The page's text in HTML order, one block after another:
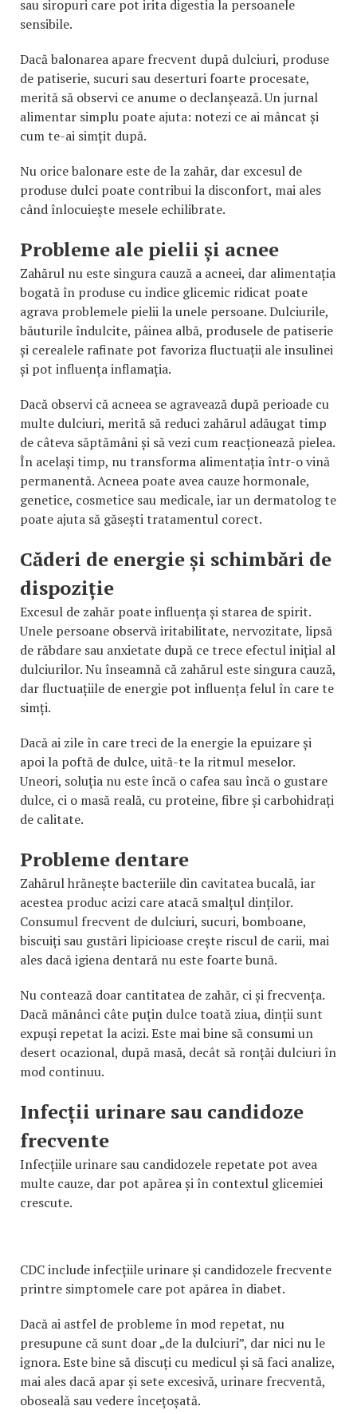
sau siropuri care pot irita digestia la persoanele
sensibile.
Dacă balonarea apare frecvent după dulciuri, produse
de patiserie, sucuri sau deserturi foarte procesate,
merită să observi ce anume o declanșează. Un jurnal
alimentar simplu poate ajuta: notezi ce ai mâncat și
cum te-ai simțit după.
Nu orice balonare este de la zahăr, dar excesul de
produse dulci poate contribui la disconfort, mai ales
când înlocuiește mesele echilibrate.
Probleme ale pielii și acnee
Zahărul nu este singura cauză a acneei, dar alimentația
bogată în produse cu indice glicemic ridicat poate
agrava problemele pielii la unele persoane. Dulciurile,
băuturile îndulcite, pâinea albă, produsele de patiserie
și cerealele rafinate pot favoriza fluctuații ale insulinei
și pot influența inflamația.
Dacă observi că acneea se agravează după perioade cu
multe dulciuri, merită să reduci zahărul adăugat timp
de câteva săptămâni și să vezi cum reacționează pielea.
În același timp, nu transforma alimentația într-o vină
permanentă. Acneea poate avea cauze hormonale,
genetice, cosmetice sau medicale, iar un dermatolog te
poate ajuta să găsești tratamentul corect.
Căderi de energie și schimbări de
dispoziție
Excesul de zahăr poate influența și starea de spirit.
Unele persoane observă iritabilitate, nervozitate, lipsă
de răbdare sau anxietate după ce trece efectul inițial al
dulciurilor. Nu înseamnă că zahărul este singura cauză,
dar fluctuațiile de energie pot influența felul în care te
simți.
Dacă ai zile în care treci de la energie la epuizare și
apoi la poftă de dulce, uită-te la ritmul meselor.
Uneori, soluția nu este încă o cafea sau încă o gustare
dulce, ci o masă reală, cu proteine, fibre și carbohidrați
de calitate.
Probleme dentare
Zahărul hrănește bacteriile din cavitatea bucală, iar
acestea produc acizi care atacă smalțul dinților.
Consumul frecvent de dulciuri, sucuri, bomboane,
biscuiți sau gustări lipicioase crește riscul de carii, mai
ales dacă igiena dentară nu este foarte bună.
Nu contează doar cantitatea de zahăr, ci și frecvența.
Dacă mănânci câte puțin dulce toată ziua, dinții sunt
expuși repetat la acizi. Este mai bine să consumi un
desert ocazional, după masă, decât să ronțăi dulciuri în
mod continuu.
Infecții urinare sau candidoze
frecvente
Infecțiile urinare sau candidozele repetate pot avea
multe cauze, dar pot apărea și în contextul glicemiei
crescute.
CDC include infecțiile urinare și candidozele frecvente
printre simptomele care pot apărea în diabet.
Dacă ai astfel de probleme în mod repetat, nu
presupune că sunt doar „de la dulciuri”, dar nici nu le
ignora. Este bine să discuți cu medicul și să faci analize,
mai ales dacă apar și sete excesivă, urinare frecventă,
oboseală sau vedere încețoșată.